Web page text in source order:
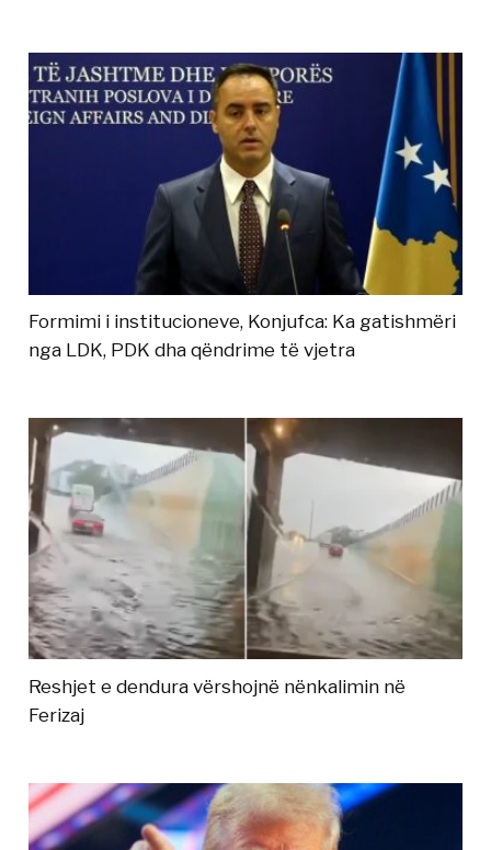
Formimi i institucioneve, Konjufca: Ka gatishmëri
nga LDK, PDK dha qëndrime të vjetra
Reshjet e dendura vërshojnë nënkalimin në
Ferizaj